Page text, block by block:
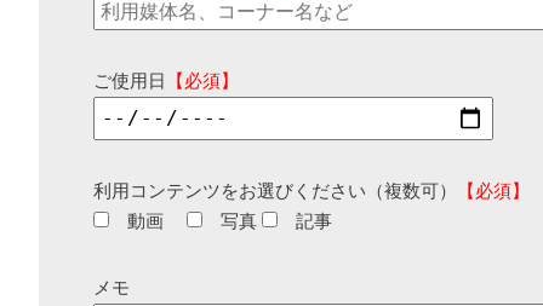
ご使用日 【必須】
利用コンテンツをお選びください（複数可）
【必須】
動画
写真 記事
メモ